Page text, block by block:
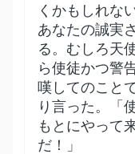
くかもしれな
あなたの誠実
る。むしろ天
ら使徒かつ警
嘆してのこと
り言った。「
もとにやって
だ！」